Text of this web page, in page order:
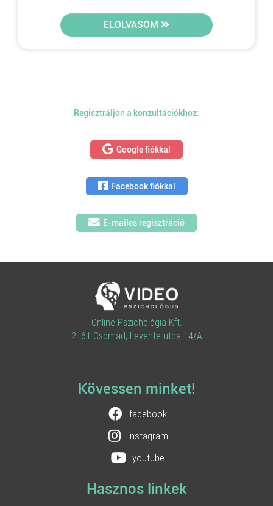
ELOLVASOM
Regisztráljon a konzultációkhoz:
Google fiókkal
Facebook fiókkal
E-mailes regisztráció
Online Pszichológia Kft.
2161 Csomád, Levente utca 14/A
Kövessen minket!
facebook
instagram
youtube
Hasznos linkek